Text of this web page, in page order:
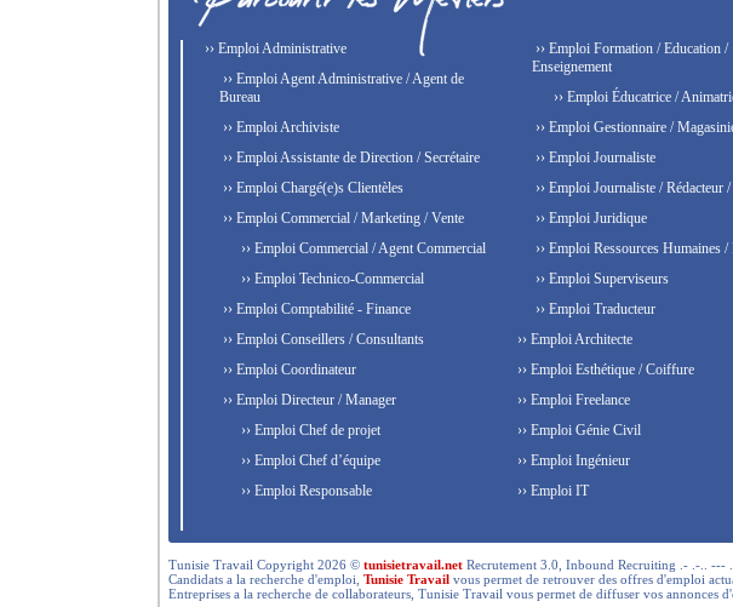
›› Emploi Administrative
›› Emploi Agent Administrative / Agent de
Bureau
›› Emploi Archiviste
›› Emploi Assistante de Direction / Secrétaire
›› Emploi Chargé(e)s Clientèles
›› Emploi Commercial / Marketing / Vente
›› Emploi Commercial / Agent Commercial
›› Emploi Technico-Commercial
›› Emploi Comptabilité - Finance
›› Emploi Conseillers / Consultants
›› Emploi Coordinateur
›› Emploi Directeur / Manager
›› Emploi Chef de projet
›› Emploi Chef d’équipe
›› Emploi Responsable
›› Emploi Formation / Education /
Enseignement
›› Emploi Éducatrice /
›› Emploi Gestionnaire /
›› Emploi Journaliste
›› Emploi Journaliste / Rédacteur
›› Emploi Juridique
›› Emploi Ressources Humaines /
›› Emploi Superviseurs
›› Emploi Traducteur
›› Emploi Architecte
›› Emploi Esthétique / Coiffure
›› Emploi Freelance
›› Emploi Génie Civil
›› Emploi Ingénieur
›› Emploi IT
Tunisie Travail Copyright 2026 © tunisietravail.net Recrutement 3.0, Inbound Recruiting .- .-.. ---
Candidats a la recherche d'emploi, Tunisie Travail vous permet de retrouver des offres d'emploi
Entreprises a la recherche de collaborateurs, Tunisie Travail vous permet de diffuser vos annonces